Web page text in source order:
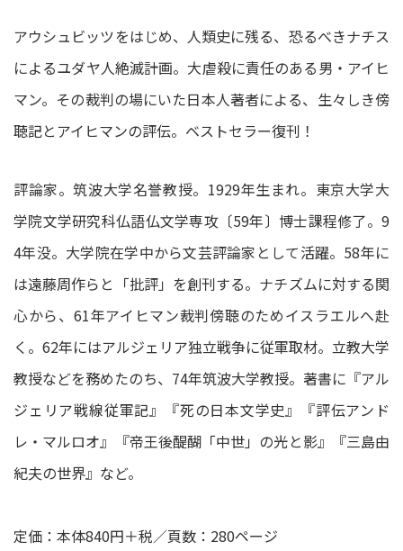
アウシュビッツをはじめ、人類史に残る、恐るべきナチス
によるユダヤ人絶滅計画。大虐殺に責任のある男・アイヒ
マン。その裁判の場にいた日本人著者による、生々しき傍
聴記とアイヒマンの評伝。ベストセラー復刊！
評論家。筑波大学名誉教授。1929年生まれ。東京大学大
学院文学研究科仏語仏文学専攻〔59年〕博士課程修了。9
4年没。大学院在学中から文芸評論家として活躍。58年に
は遠藤周作らと「批評」を創刊する。ナチズムに対する関
心から、61年アイヒマン裁判傍聴のためイスラエルへ赴
く。62年にはアルジェリア独立戦争に従軍取材。立教大学
教授などを務めたのち、74年筑波大学教授。著書に『アル
ジェリア戦線従軍記』『死の日本文学史』『評伝アンド
レ・マルロオ』『帝王後醍醐「中世」の光と影』『三島由
紀夫の世界』など。
定価：本体840円＋税／頁数：280ページ